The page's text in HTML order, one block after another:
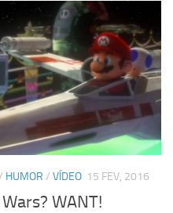
HUMOR / VÍDEO 15 FEV, 2016
WANT!